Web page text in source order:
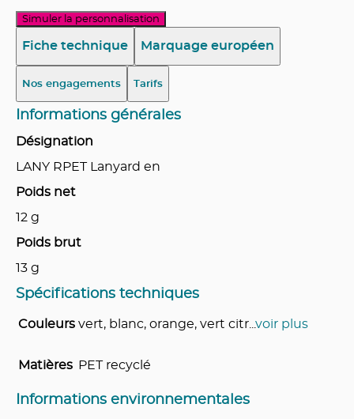
Simuler la personnalisation
Fiche technique Marquage européen
Nos engagements Tarifs
Informations générales
Désignation
LANY RPET Lanyard en
Poids net
12 g
Poids brut
13 g
Spécifications techniques
Couleurs vert, blanc, orange, vert citr...voir plus
Matières PET recyclé
Informations environnementales